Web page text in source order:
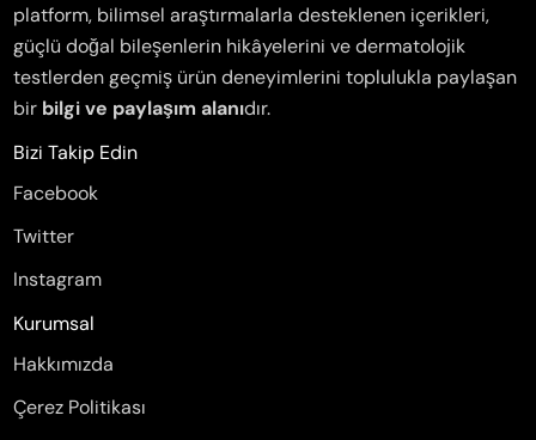
platform, bilimsel araştırmalarla desteklenen içerikleri,
güçlü doğal bileşenlerin hikâyelerini ve dermatolojik
testlerden geçmiş ürün deneyimlerini toplulukla paylaşan
bir bilgi ve paylaşım alanıdır.
Bizi Takip Edin
Facebook
Twitter
Instagram
Kurumsal
Hakkımızda
Çerez Politikası